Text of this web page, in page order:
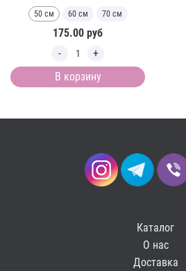
50 см 60 см 70 см
175.00 руб
В корзину
Каталог
О нас
Доставка